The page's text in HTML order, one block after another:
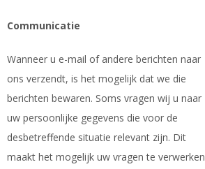
Communicatie
Wanneer u e-mail of andere berichten naar
ons verzendt, is het mogelijk dat we die
berichten bewaren. Soms vragen wij u naar
uw persoonlijke gegevens die voor de
desbetreffende situatie relevant zijn. Dit
maakt het mogelijk uw vragen te verwerken